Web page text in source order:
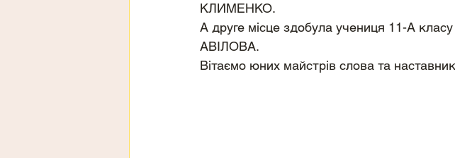
КЛИМЕНКО.
А друге місце здобула учениця 11-А
АВІЛОВА.
Вітаємо юних майстрів слова та